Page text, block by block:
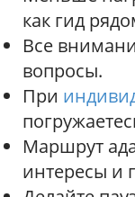
как гид
Все
вопросы.
При
Маршрут
интересы и